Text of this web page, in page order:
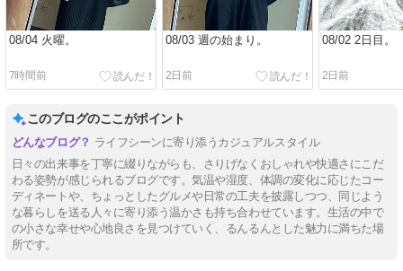
08/04 火曜。
7時間前
08/03 週の始まり。
2日前
08/02 2日目。
2日前
このブログのここがポイント
ライフシーンに寄り添うカジュアルスタイル
日々の出来事を丁寧に綴りながらも、さりげなくおしゃれや快適さにこだ
わる姿勢が感じられるブログです。気温や湿度、体調の変化に応じたコー
ディネートや、ちょっとしたグルメや日常の工夫を披露しつつ、同じよう
な暮らしを送る人々に寄り添う温かさも持ち合わせています。生活の中で
の小さな幸せや心地良さを見つけていく、るんるんとした魅力に満ちた場
所です。